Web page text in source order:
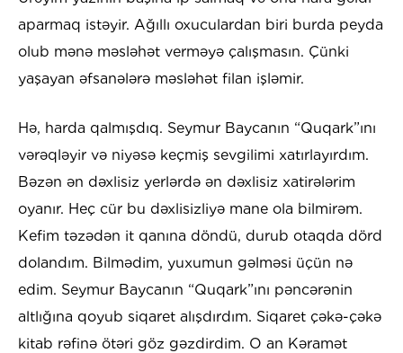
aparmaq istəyir. Ağıllı oxuculardan biri burda peyda
olub mənə məsləhət verməyə çalışmasın. Çünki
yaşayan əfsanələrə məsləhət filan işləmir.
Hə, harda qalmışdıq. Seymur Baycanın “Quqark”ını
vərəqləyir və niyəsə keçmiş sevgilimi xatırlayırdım.
Bəzən ən dəxlisiz yerlərdə ən dəxlisiz xatirələrim
oyanır. Heç cür bu dəxlisizliyə mane ola bilmirəm.
Kefim təzədən it qanına döndü, durub otaqda dörd
dolandım. Bilmədim, yuxumun gəlməsi üçün nə
edim. Seymur Baycanın “Quqark”ını pəncərənin
altlığına qoyub siqaret alışdırdım. Siqaret çəkə-çəkə
kitab rəfinə ötəri göz gəzdirdim. O an Kəramət